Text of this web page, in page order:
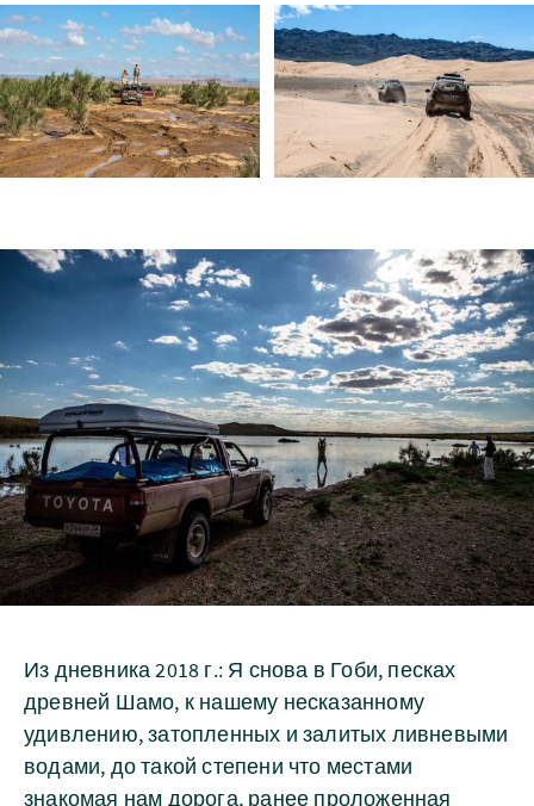
Из дневника 2018 г.: Я снова в Гоби, песках
древней Шамо, к нашему несказанному
удивлению, затопленных и залитых ливневыми
водами, до такой степени что местами
знакомая нам дорога, ранее проложенная